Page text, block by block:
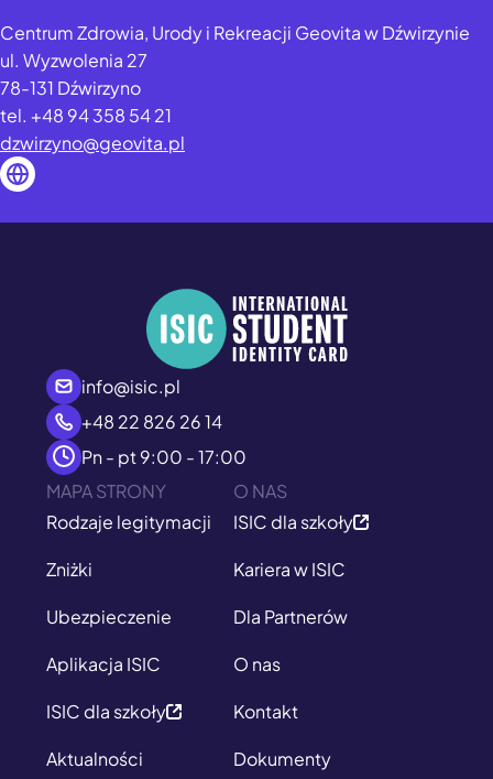
Centrum Zdrowia, Urody i Rekreacji Geovita w Dźwirzynie
ul. Wyzwolenia 27
78-131 Dźwirzyno
tel. +48 94 358 54 21
dzwirzyno@geovita.pl
info@isic.pl
+48 22 826 26 14
Pn - pt 9:00 - 17:00
MAPA STRONY
Rodzaje legitymacji
Zniżki
Ubezpieczenie
Aplikacja ISIC
ISIC dla szkoły
Aktualności
O NAS
ISIC dla szkoły
Kariera w ISIC
Dla Partnerów
O nas
Kontakt
Dokumenty